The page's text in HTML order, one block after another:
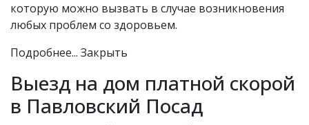
которую можно вызвать в случае возникновения
любых проблем со здоровьем.
Подробнее... Закрыть
Выезд на дом платной скорой
в Павловский Посад